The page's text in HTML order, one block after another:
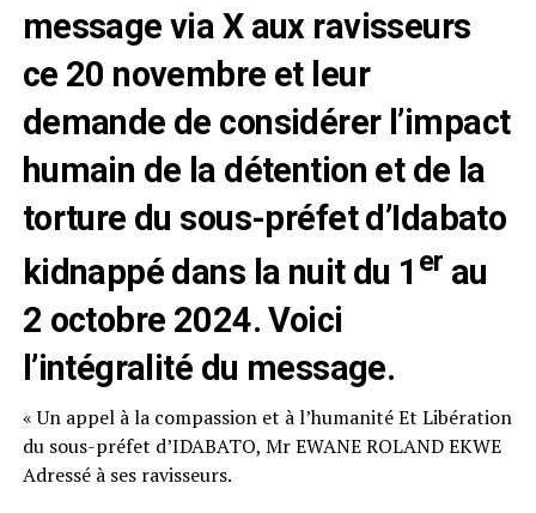
message via X aux ravisseurs
ce 20 novembre et leur
demande de considérer l’impact
humain de la détention et de la
torture du sous-préfet d’Idabato
kidnappé dans la nuit du 1 er au
2 octobre 2024. Voici
l’intégralité du message.
« Un appel à la compassion et à l’humanité Et Libération
du sous-préfet d’IDABATO, Mr EWANE ROLAND EKWE
Adressé à ses ravisseurs.